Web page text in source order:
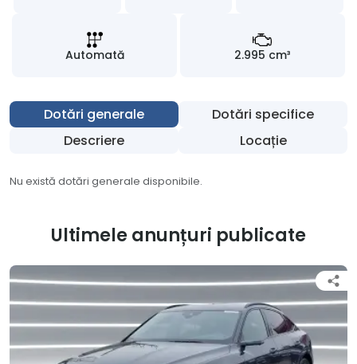
Automată 2.995 cm³
Dotări generale
Dotări specifice
Descriere
Locație
Nu există dotări generale disponibile.
Ultimele anunțuri publicate